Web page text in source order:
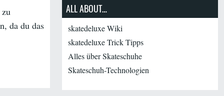
da du das
ALL ABOUT…
skatedeluxe Wiki
skatedeluxe Trick Tipps
Alles über Skateschuhe
Skateschuh-Technologien